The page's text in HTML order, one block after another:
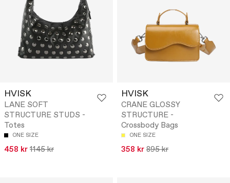
HVISK
LANE SOFT
STRUCTURE STUDS -
Totes
ONE SIZE
458 kr 1145 kr
HVISK
CRANE GLOSSY
STRUCTURE -
Crossbody Bags
ONE SIZE
358 kr 895 kr